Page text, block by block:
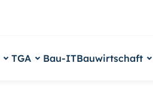
TGA Bau-ITBauwirtschaft